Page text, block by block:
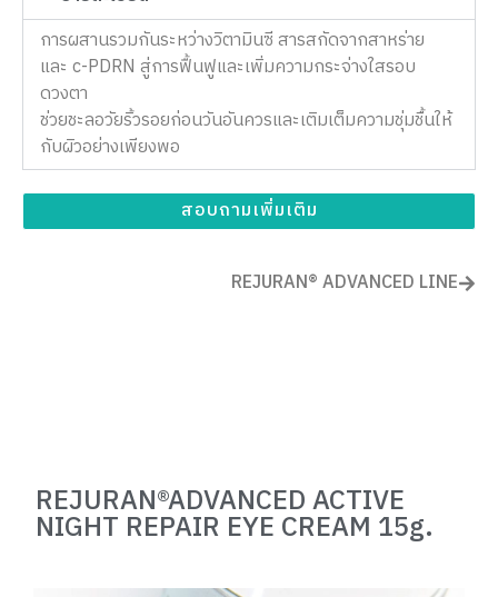
การผสานรวมกันระหว่างวิตามินซี สารสกัดจากสาหร่าย
และ c-PDRN สู่การฟื้นฟูและเพิ่มความกระจ่างใสรอบ
ดวงตา
ช่วยชะลอวัยริ้วรอยก่อนวันอันควรและเติมเต็มความชุ่มชื้นให้
กับผิวอย่างเพียงพอ
สอบถามเพิ่มเติม
REJURAN® ADVANCED LINE
REJURAN®ADVANCED ACTIVE
NIGHT REPAIR EYE CREAM 15g.